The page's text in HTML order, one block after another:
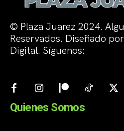
© Plaza Juarez 2024.
Reservados. Diseñado
Digital. Síguenos:
Quienes Somos